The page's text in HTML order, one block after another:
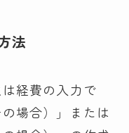
法
経費の入力で
場合）」または